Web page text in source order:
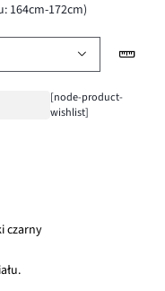
164cm-172cm)
[node-product-
wishlist]
czarny